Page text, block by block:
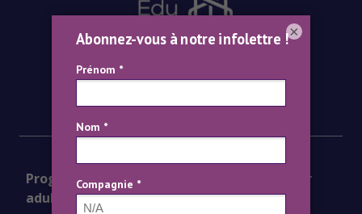
418-573-5956
Centre TEF/TEFAQ :Québec, QC
Programmes pour
adultes
Programmes pour
adolescents
×